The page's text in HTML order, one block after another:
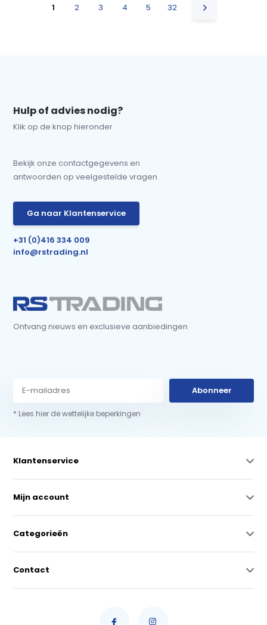
1 2 3 4 5 32
Hulp of advies nodig?
Klik op de knop hieronder
Bekijk onze contactgegevens en
antwoorden op veelgestelde vragen
Ga naar Klantenservice
+31 (0)416 334 009
info@rstrading.nl
Ontvang nieuws en exclusieve aanbiedingen
Abonneer
* Lees hier de wettelijke beperkingen
Klantenservice
Mijn account
Categorieën
Contact